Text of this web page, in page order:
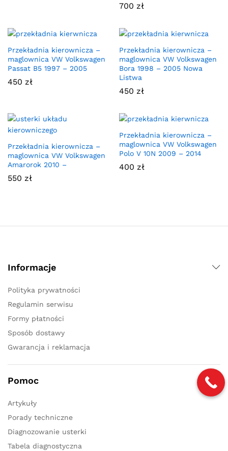
700 zł
Przekładnia kierownicza –
maglownica VW Volkswagen
Passat B5 1997 – 2005
450 zł
Przekładnia kierownicza –
maglownica VW Volkswagen
Bora 1998 – 2005 Nowa
Listwa
450 zł
Przekładnia kierownicza –
maglownica VW Volkswagen
Amarorok 2010 –
550 zł
Przekładnia kierownicza –
maglownica VW Volkswagen
Polo V 10N 2009 – 2014
400 zł
Informacje
Polityka prywatności
Regulamin serwisu
Formy płatności
Sposób dostawy
Gwarancja i reklamacja
Pomoc
Artykuły
Porady techniczne
Diagnozowanie usterki
Tabela diagnostyczna